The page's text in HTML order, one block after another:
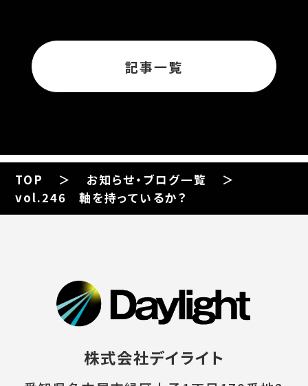
記事一覧
TOP
お知らせ・ブログ一覧
vol.246 軸を持っているか？
株式会社デイライト